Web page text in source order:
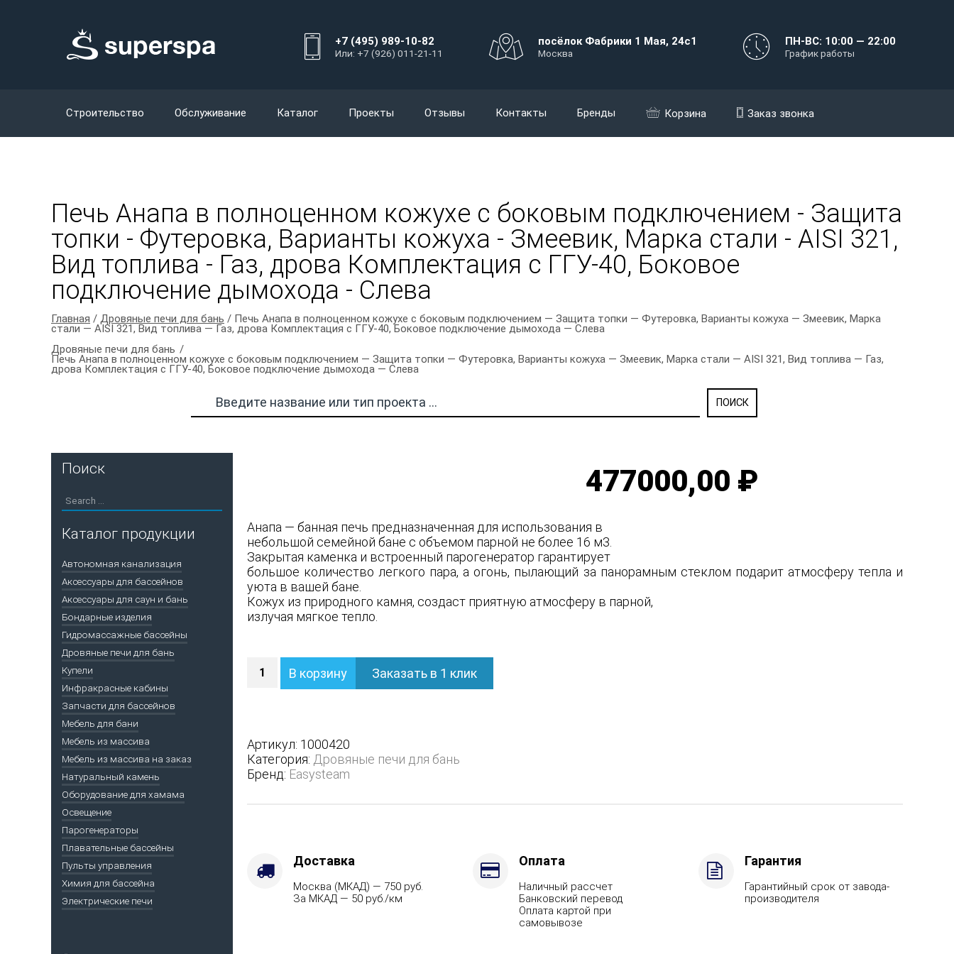
+7 (495) 989-10-82
Или: +7 (926) 011-21-11
посёлок Фабрики 1 Мая, 24с1
Москва
ПН-ВС: 10:00 — 22:00
График работы
Строительство Обслуживание Каталог Проекты Отзывы Контакты Бренды Корзина Заказ звонка
Печь Анапа в полноценном кожухе с боковым подключением - Защита
топки - Футеровка, Варианты кожуха - Змеевик, Марка стали - AISI 321,
Вид топлива - Газ, дрова Комплектация с ГГУ-40, Боковое
подключение дымохода - Слева
Главная / Дровяные печи для бань / Печь Анапа в полноценном кожухе с боковым подключением — Защита топки — Футеровка, Варианты кожуха — Змеевик, Марка
стали — AISI 321, Вид топлива — Газ, дрова Комплектация с ГГУ-40, Боковое подключение дымохода — Слева
Дровяные печи для бань
Печь Анапа в полноценном кожухе с боковым подключением — Защита топки — Футеровка, Варианты кожуха — Змеевик, Марка стали — AISI 321, Вид топлива — Газ,
дрова Комплектация с ГГУ-40, Боковое подключение дымохода — Слева
477000,00 ₽
Анапа — банная печь предназначенная для использования в
небольшой семейной бане с объемом парной не более 16 м3.
Закрытая каменка и встроенный парогенератор гарантирует
большое количество легкого пара, а огонь, пылающий за панорамным стеклом подарит атмосферу тепла и
уюта в вашей бане.
Кожух из природного камня, создаст приятную атмосферу в парной,
излучая мягкое тепло.
Печь
Анапа
кожухе
с
боковым
подключением
Футеровка,
Варианты
В корзину Заказать в 1 клик
Артикул: 1000420
Категория: Дровяные печи для бань
Бренд: Easysteam
Доставка
Москва (МКАД) — 750 руб.
За МКАД — 50 руб./км
Оплата
Наличный рассчет
Банковский перевод
Оплата картой при
самовывозе
Гарантия
Гарантийный срок от завода-
производителя
Поиск
Каталог продукции
Автономная канализация
Аксессуары для бассейнов
Аксессуары для саун и бань
Бондарные изделия
Гидромассажные бассейны
Дровяные печи для бань
Купели
Инфракрасные кабины
Запчасти для бассейнов
Мебель для бани
Мебель из массива
Мебель из массива на заказ
Натуральный камень
Оборудование для хамама
Освещение
Парогенераторы
Плавательные бассейны
Пульты управления
Химия для бассейна
Электрические печи